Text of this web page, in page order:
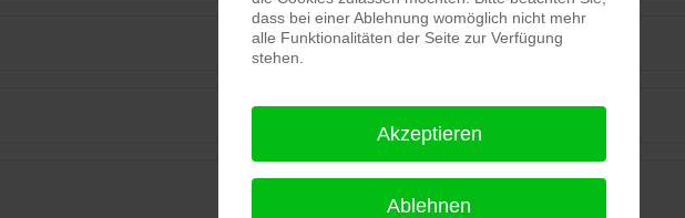
dass bei einer Ablehnung womöglich nicht mehr
alle Funktionalitäten der Seite zur Verfügung
stehen.
Akzeptieren
Ablehnen